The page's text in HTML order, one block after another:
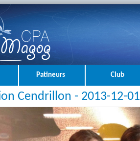
Patineurs Club
Cendrillon - 2013-12-01